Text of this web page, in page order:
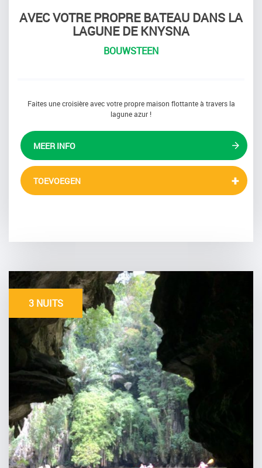
AVEC VOTRE PROPRE BATEAU DANS LA
LAGUNE DE KNYSNA
BOUWSTEEN
Faites une croisière avec votre propre maison flottante à travers la
lagune azur !
MEER INFO
TOEVOEGEN
3 NUITS